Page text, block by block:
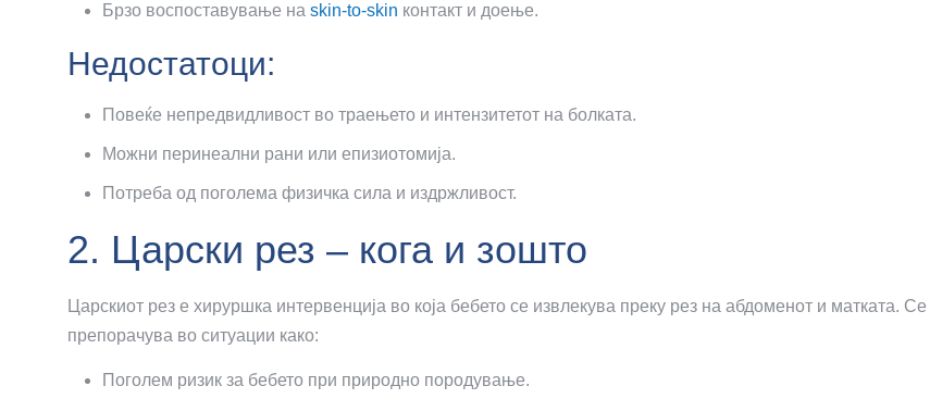
Брзо воспоставување на skin-to-skin контакт и доење.
Недостатоци:
Повеќе непредвидливост во траењето и интензитетот на болката.
Можни перинеални рани или епизиотомија.
Потреба од поголема физичка сила и издржливост.
2. Царски рез – кога и зошто
Царскиот рез е хируршка интервенција во која бебето се извлекува преку рез на абдоменот и матката. Се
препорачува во ситуации како:
Поголем ризик за бебето при природно породување.